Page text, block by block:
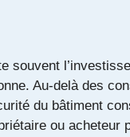
souvent
Au-delà des
du bâtiment
ou acheteur